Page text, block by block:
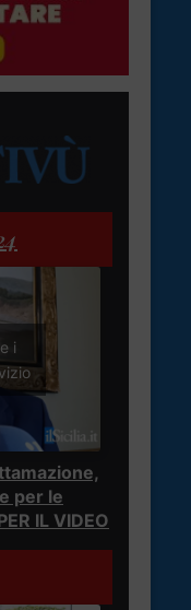
i
per le
IL VIDEO